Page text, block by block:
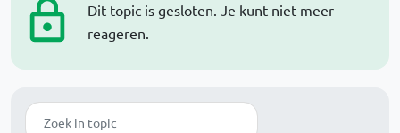
Dit topic is gesloten. Je kunt niet meer
reageren.
Zoek